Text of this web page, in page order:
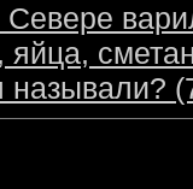
называли?